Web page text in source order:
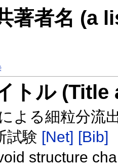
著者名 (a
トル
よる細粒分流
試験 [Net] [Bib]
structure